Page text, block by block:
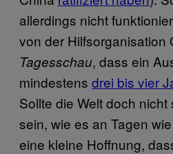
allerdings nicht
von der Hilfsorganisation
Tagesschau, dass ein
mindestens drei bis vier
Sollte die Welt doch
sein, wie es an Tagen
eine kleine Hoffnung,